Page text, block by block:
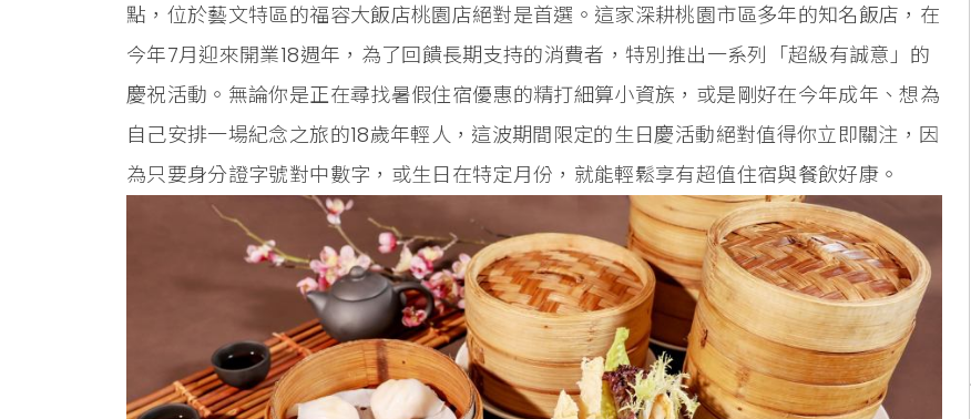
點，位於藝文特區的福容大飯店桃園店絕對是首選。這家深耕桃園市區多年的知名飯店，在
今年7月迎來開業18週年，為了回饋長期支持的消費者，特別推出一系列「超級有誠意」的
慶祝活動。無論你是正在尋找暑假住宿優惠的精打細算小資族，或是剛好在今年成年、想為
自己安排一場紀念之旅的18歲年輕人，這波期間限定的生日慶活動絕對值得你立即關注，因
為只要身分證字號對中數字，或生日在特定月份，就能輕鬆享有超值住宿與餐飲好康。